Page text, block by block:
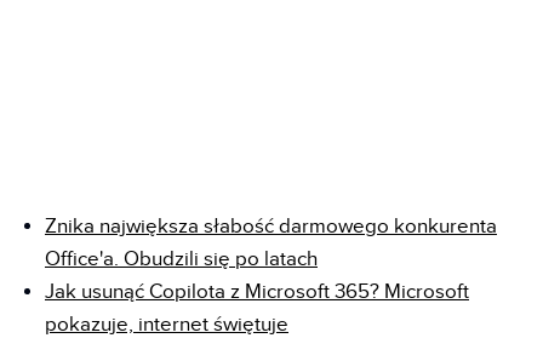
Znika największa słabość darmowego konkurenta
Office'a. Obudzili się po latach
Jak usunąć Copilota z Microsoft 365? Microsoft
pokazuje, internet świętuje